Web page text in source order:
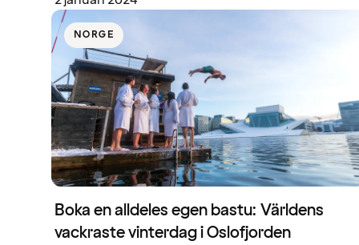
NORGE
Boka en alldeles egen bastu: Världens
vackraste vinterdag i Oslofjorden